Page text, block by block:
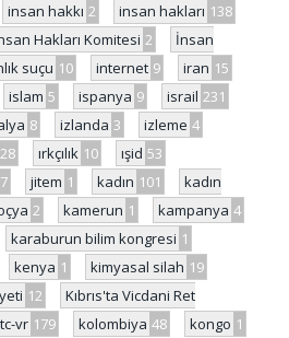
insan hakkı 2 insan hakları 138
Hakları Komitesi 2
İnsan
suçu 10 internet 9 iran 15
islam 5 ispanya 9 israil 231
8 izlanda 3 izleme 4
28 ırkçılık 10 ışid 53
jitem 1 kadın 101
kadın
2 kamerun 1 kampanya 4
karaburun bilim kongresi 1
kenya 1 kimyasal silah 19
12
Kıbrıs'ta Vicdani Ret
vr 179 kolombiya 48 kongo 1